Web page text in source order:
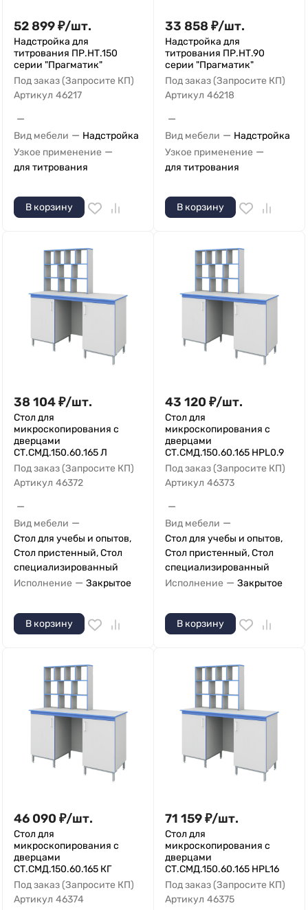
52 899₽/шт.
Надстройка для
титрования ПР.НТ.150
серии "Прагматик"
Под заказ (Запросите КП)
Артикул 46217
—
Вид мебели — Надстройка
Узкое применение —
для титрования
В корзину
33 858 ₽/шт.
Надстройка для
титрования ПР.НТ.90
серии "Прагматик"
Под заказ (Запросите КП)
Артикул 46218
—
Вид мебели — Надстройка
Узкое применение —
для титрования
В корзину
38 104₽/шт.
Стол для
микроскопирования с
дверцами
СТ.СМД.150.60.165 Л
Под заказ (Запросите КП)
Артикул 46372
—
Вид мебели —
Стол для учебы и опытов,
Стол пристенный, Стол
специализированный
Исполнение — Закрытое
В корзину
43 120 ₽/шт.
Стол для
микроскопирования с
дверцами
СТ.СМД.150.60.165 HPL0.9
Под заказ (Запросите КП)
Артикул 46373
—
Вид мебели —
Стол для учебы и опытов,
Стол пристенный, Стол
специализированный
Исполнение — Закрытое
В корзину
46 090 ₽/шт.
Стол для
микроскопирования с
дверцами
СТ.СМД.150.60.165 КГ
Под заказ (Запросите КП)
Артикул 46374
71 159₽/шт.
Стол для
микроскопирования с
дверцами
СТ.СМД.150.60.165 HPL16
Под заказ (Запросите КП)
Артикул 46375